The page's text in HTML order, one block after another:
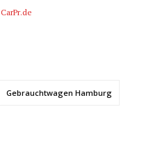
CarPr.de
Gebrauchtwagen Hamburg